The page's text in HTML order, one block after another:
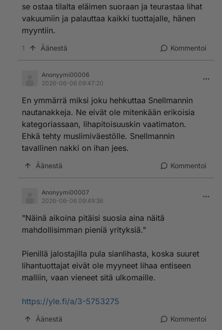
se ostaa tilalta eläimen suoraan ja teurastaa lihat
vakuumiin ja palauttaa kaikki tuottajalle, hänen
myyntiin.
1 Äänestä Kommentoi
Anonyymi00006
2026-06-06 09:47:20
En ymmärrä miksi joku hehkuttaa Snellmannin
nautanakkeja. Ne eivät ole mitenkään erikoisia
kategoriassaan, lihapitoisuuskin vaatimaton.
Ehkä tehty muslimiväestölle. Snellmannin
tavallinen nakki on ihan jees.
Äänestä Kommentoi
Anonyymi00007
2026-06-06 09:49:36
"Näinä aikoina pitäisi suosia aina näitä
mahdollisimman pieniä yrityksiä."
Pienillä jalostajilla pula sianlihasta, koska suuret
lihantuottajat eivät ole myyneet lihaa entiseen
malliin, vaan vieneet sitä ulkomaille.
https://yle.fi/a/3-5753275
Äänestä Kommentoi